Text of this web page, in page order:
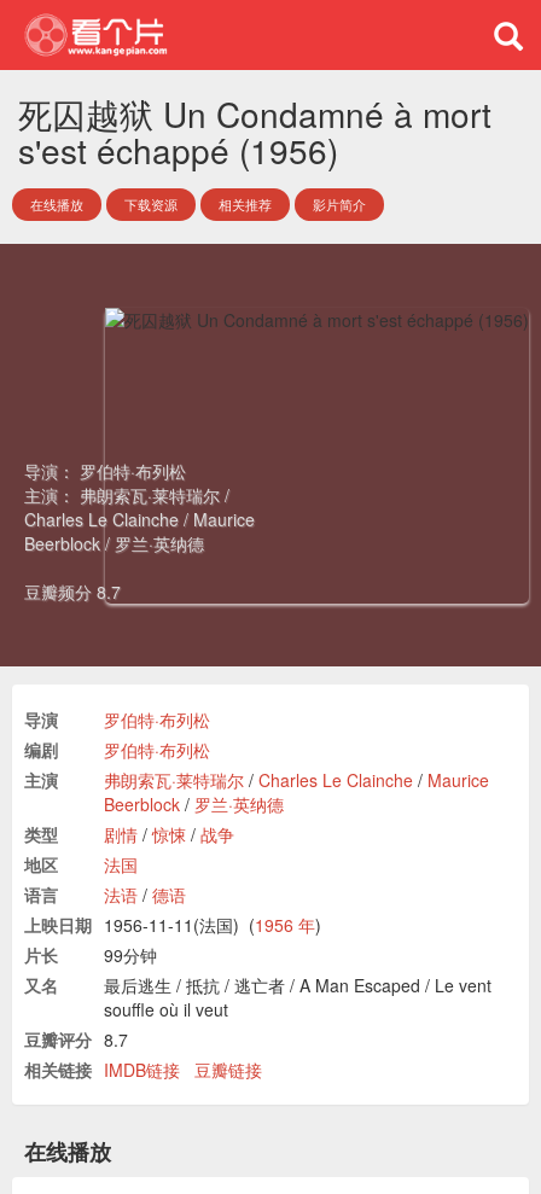
死囚越狱 Un Condamné à mort
s'est échappé (1956)
在线播放 下载资源 相关推荐 影片简介
导演： 罗伯特·布列松
主演： 弗朗索瓦·莱特瑞尔 /
Charles Le Clainche / Maurice
Beerblock / 罗兰·英纳德
豆瓣频分 8.7
导演
罗伯特·布列松
编剧
罗伯特·布列松
主演
弗朗索瓦·莱特瑞尔 / Charles Le Clainche / Maurice
Beerblock / 罗兰·英纳德
类型
剧情 /惊悚 / 战争
地区
法国
语言
法语 / 德语
上映日期 1956-11-11(法国) (1956 年)
片长
99分钟
又名
最后逃生 / 抵抗 / 逃亡者 / A Man Escaped / Le vent
souffle où il veut
豆瓣评分 8.7
相关链接 IMDB链接 豆瓣链接
在线播放